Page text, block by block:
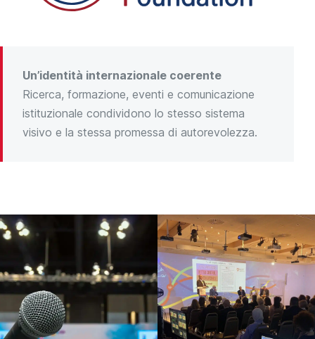
Un’identità internazionale coerente
Ricerca, formazione, eventi e comunicazione
istituzionale condividono lo stesso sistema
visivo e la stessa promessa di autorevolezza.